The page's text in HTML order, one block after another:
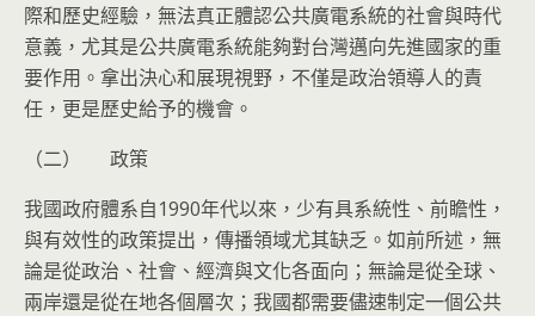
際和歷史經驗，無法真正體認公共廣電系統的社會與時代
意義，尤其是公共廣電系統能夠對台灣邁向先進國家的重
要作用。拿出決心和展現視野，不僅是政治領導人的責
任，更是歷史給予的機會。
（二） 政策
我國政府體系自1990年代以來，少有具系統性、前瞻性，
與有效性的政策提出，傳播領域尤其缺乏。如前所述，無
論是從政治、社會、經濟與文化各面向；無論是從全球、
兩岸還是從在地各個層次；我國都需要儘速制定一個公共